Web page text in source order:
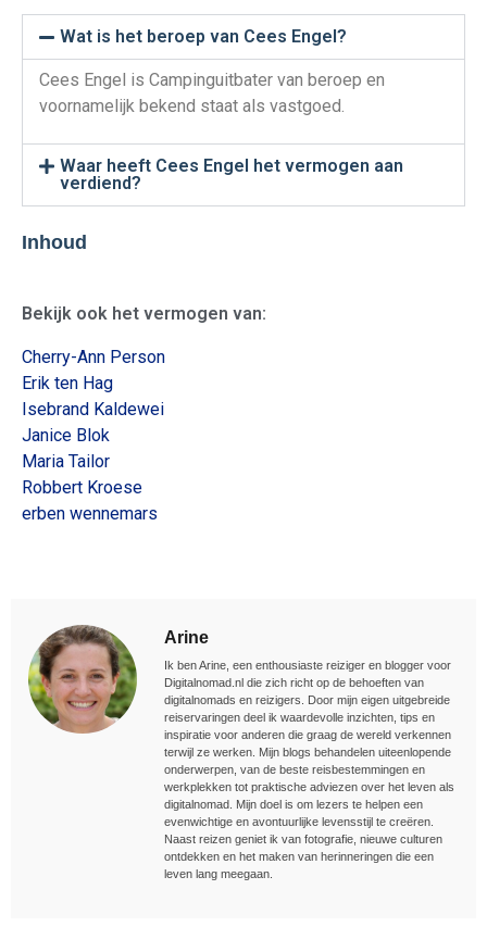
Wat is het beroep van Cees Engel?
Cees Engel is Campinguitbater van beroep en
voornamelijk bekend staat als vastgoed.
Waar heeft Cees Engel het vermogen aan
verdiend?
Inhoud
Bekijk ook het vermogen van:
Cherry-Ann Person
Erik ten Hag
Isebrand Kaldewei
Janice Blok
Maria Tailor
Robbert Kroese
erben wennemars
Arine
Ik ben Arine, een enthousiaste reiziger en blogger voor
Digitalnomad.nl die zich richt op de behoeften van
digitalnomads en reizigers. Door mijn eigen uitgebreide
reiservaringen deel ik waardevolle inzichten, tips en
inspiratie voor anderen die graag de wereld verkennen
terwijl ze werken. Mijn blogs behandelen uiteenlopende
onderwerpen, van de beste reisbestemmingen en
werkplekken tot praktische adviezen over het leven als
digitalnomad. Mijn doel is om lezers te helpen een
evenwichtige en avontuurlijke levensstijl te creëren.
Naast reizen geniet ik van fotografie, nieuwe culturen
ontdekken en het maken van herinneringen die een
leven lang meegaan.